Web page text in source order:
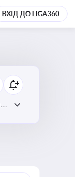
ВХІД ДО LIGA360